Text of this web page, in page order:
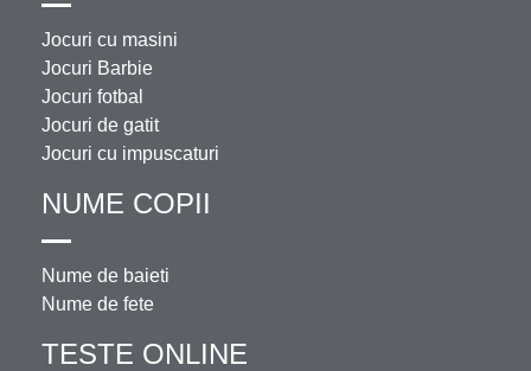
Jocuri cu masini
Jocuri Barbie
Jocuri fotbal
Jocuri de gatit
Jocuri cu impuscaturi
NUME COPII
Nume de baieti
Nume de fete
TESTE ONLINE